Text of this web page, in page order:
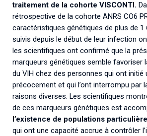
traitement de la cohorte VISCONTI.
rétrospective de la cohorte ANRS CO6
caractéristiques génétiques de plus de 1
suivis depuis le début de leur infection
les scientifiques ont confirmé que la
marqueurs génétiques semble favoriser
du VIH chez des personnes qui ont initié
précocement et qui l’ont interrompu par
raisons diverses. Les scientifiques
de ces marqueurs génétiques est
l’existence de populations
qui ont une capacité accrue à contrôler